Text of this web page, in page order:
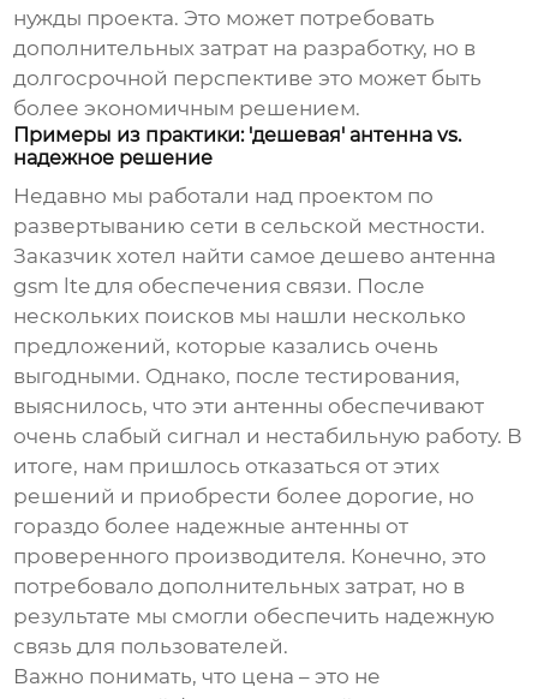
нужды проекта. Это может потребовать
дополнительных затрат на разработку, но в
долгосрочной перспективе это может быть
более экономичным решением.
Примеры из практики: 'дешевая' антенна vs.
надежное решение
Недавно мы работали над проектом по
развертыванию сети в сельской местности.
Заказчик хотел найти самоедешево антенна
gsm lte для обеспечения связи. После
нескольких поисков мы нашли несколько
предложений, которые казались очень
выгодными. Однако, после тестирования,
выяснилось, что эти антенны обеспечивают
очень слабый сигнал и нестабильную работу. В
итоге, нам пришлось отказаться от этих
решений и приобрести более дорогие, но
гораздо более надежные антенны от
проверенного производителя. Конечно, это
потребовало дополнительных затрат, но в
результате мы смогли обеспечить надежную
связь для пользователей.
Важно понимать, что цена – это не